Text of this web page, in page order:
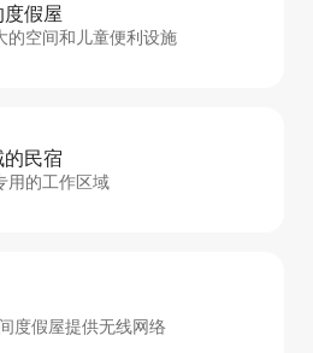
假屋
的空间和儿童便利设施
民宿
用的工作区域
度假屋提供无线网络